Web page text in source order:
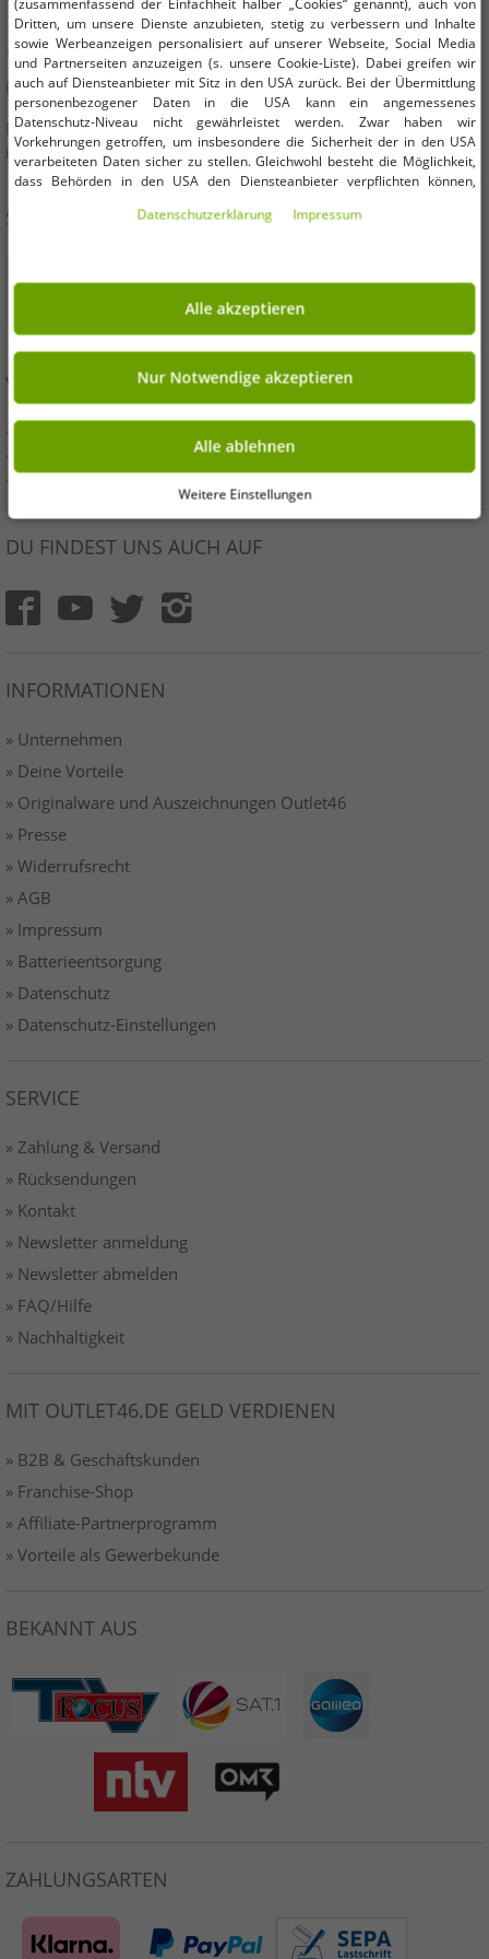
Hast Du Fragen oder brauchst Hilfe? Wir beraten Dich gern!
E-Mail:kundendienst@outlet46.de
Deine Anfrage wird von Montag bis Freitag in der Regel
innerhalb von 24 Stunden beantwortet
SICHER EINKAUFEN
VORTEILE
100 Tage Rückgaberecht
Versandkostenfrei ab 49 € (DE)
DU FINDEST UNS AUCH AUF
INFORMATIONEN
» Unternehmen
» Deine Vorteile
» Originalware und Auszeichnungen Outlet46
» Presse
» Widerrufsrecht
» AGB
» Impressum
» Batterieentsorgung
» Datenschutz
» Datenschutz-Einstellungen
SERVICE
» Zahlung & Versand
» Rücksendungen
» Kontakt
» Newsletter anmeldung
» Newsletter abmelden
» FAQ/Hilfe
» Nachhaltigkeit
MIT OUTLET46.DE GELD VERDIENEN
» B2B & Geschäftskunden
» Franchise-Shop
» Affiliate-Partnerprogramm
» Vorteile als Gewerbekunde
BEKANNT AUS
ZAHLUNGSARTEN
Dritten, um unsere Dienste anzubieten, stetig zu verbessern und Inhalte
sowie Werbeanzeigen personalisiert auf unserer Webseite, Social Media
und Partnerseiten anzuzeigen (s. unsere Cookie-Liste). Dabei greifen wir
auch auf Diensteanbieter mit Sitz in den USA zurück. Bei der Übermittlung
personenbezogener Daten in die USA kann ein angemessenes
Datenschutz-Niveau nicht gewährleistet werden. Zwar haben wir
Vorkehrungen getroffen, um insbesondere die Sicherheit der in den USA
verarbeiteten Daten sicher zu stellen. Gleichwohl besteht die Möglichkeit,
dass Behörden in den USA den Diensteanbieter verpflichten können,
im Einzelfall auf Basis entsprechender US-Gesetzgebung, ein wirksamer
Zugriff informiert wirst. Mit Deiner Einwilligung gem. Art. 49 Abs. 1 lit. a
DSGVO erklärst Du Dich in die Übermittlung in die USA für einverstanden
(s.a. unsere Datenschutzerklärung). Du hast die Wahl, ob nur notwendige
Cookies verwendet werden sollen oder ob Du darüber hinaus weitere
Cookies akzeptieren möchtest. Standardmäßig sind nur notwendige Dienste
aktiv, was Du unter „Nur Notwendige akzeptieren verwenden“ bestätigen
kannst. Du kannst Deine Einwilligung entweder für „Alle akzeptieren“
erklären oder unter „Weitere Einstellungen“ an Deine Wünsche anpassen.
Deine Einwilligung kannst Du jederzeit über „Datenschutz-Einstellungen“
am Ende jeder unserer Seiten mit Wirkung für die Zukunft widerrufen oder
ändern.
Daten­schutz­erklärung Impressum
Alle akzeptieren
Nur Notwendige akzeptieren
Alle ablehnen
Weitere Einstellungen